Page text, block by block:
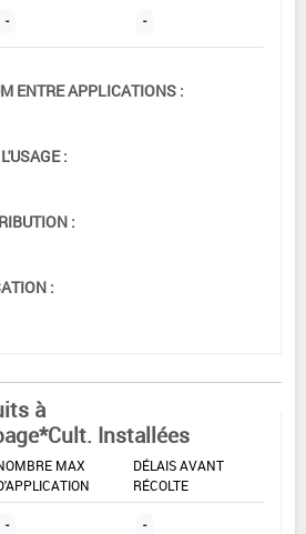
- -
ENTRE APPLICATIONS :
:
:
:
à
Installées
MAX
DÉLAIS AVANT
RÉCOLTE
- -